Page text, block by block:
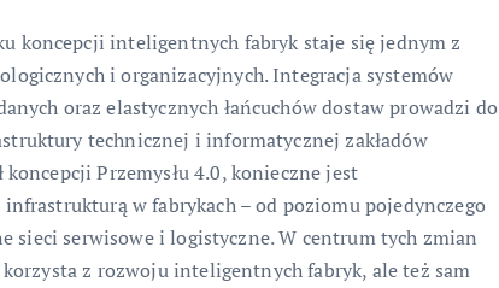
koncepcji inteligentnych fabryk staje się jednym z
i organizacyjnych. Integracja systemów
oraz elastycznych łańcuchów dostaw prowadzi do
technicznej i informatycznej zakładów
Przemysłu 4.0, konieczne jest
w fabrykach – od poziomu pojedynczego
sieci serwisowe i logistyczne. W centrum tych zmian
z rozwoju inteligentnych fabryk, ale też sam